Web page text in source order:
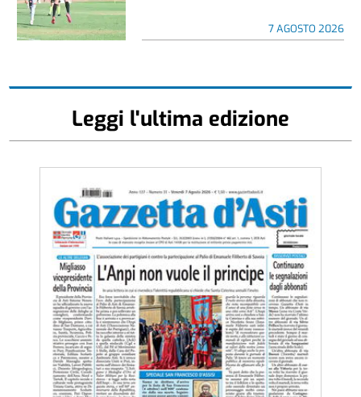
7 AGOSTO 2026
Leggi l'ultima edizione